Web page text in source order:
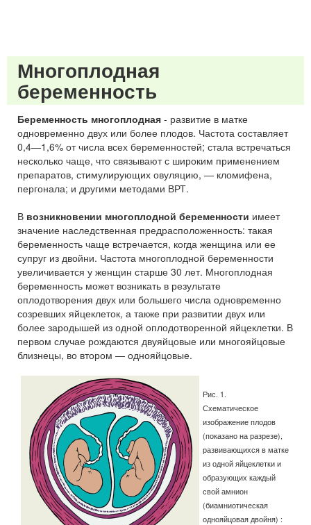
Многоплодная
беременность
Беременность многоплодная - развитие в матке
одновременно двух или более плодов. Частота составляет
0,4—1,6% от числа всех беременностей; стала встречаться
несколько чаще, что связывают с широким применением
препаратов, стимулирующих овуляцию, — кломифена,
пергонала; и другими методами ВРТ.
В возникновении многоплодной беременности имеет
значение наследственная предрасположенность: такая
беременность чаще встречается, когда женщина или ее
супруг из двойни. Частота многоплодной беременности
увеличивается у женщин старше 30 лет. Многоплодная
беременность может возникать в результате
оплодотворения двух или большего числа одновременно
созревших яйцеклеток, а также при развитии двух или
более зародышей из одной оплодотворенной яйцеклетки. В
первом случае рождаются двуяйцовые или многояйцовые
близнецы, во втором — однояйцовые.
Рис. 1.
Схематическое
изображение плодов
(показано на разрезе),
развивающихся в матке
из одной яйцеклетки и
образующих каждый
свой амнион
(биамниотическая
однояйцовая двойня) :